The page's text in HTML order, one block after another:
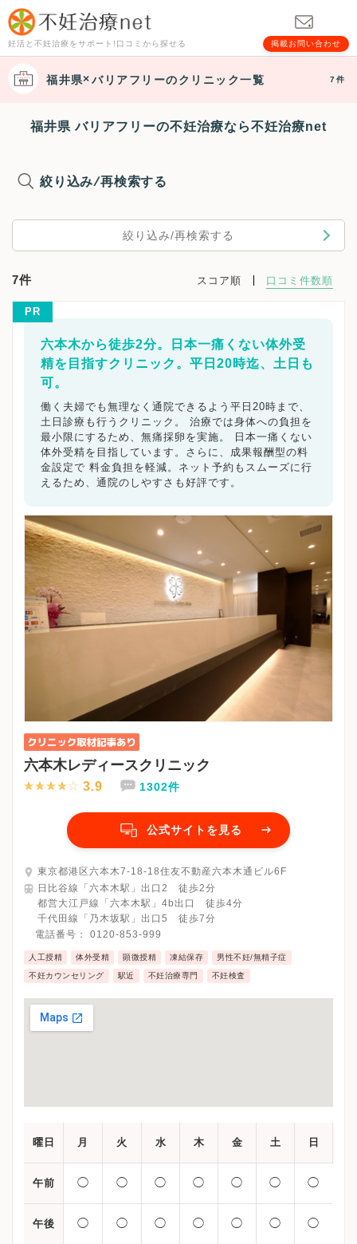
妊活と不妊治療をサポート!口コミから探せる 掲載お問い合わせ
福井県 バリアフリーのクリニック一覧 7件
福井県 バリアフリーの不妊治療なら不妊治療net
絞り込み/再検索する
絞り込み/再検索する
7件 スコア順 口コミ件数順
PR
六本木から徒歩2分。日本一痛くない体外受
精を目指すクリニック。平日20時迄、土日も
可。
働く夫婦でも無理なく通院できるよう平日20時まで、
土日診療も行うクリニック。 治療では身体への負担を
最小限にするため、無痛採卵を実施。 日本一痛くない
体外受精を目指しています。さらに、成果報酬型の料
金設定で 料金負担を軽減。ネット予約もスムーズに行
えるため、通院のしやすさも好評です。
六本木レディースクリニック
3.9 1302件
公式サイトを見る
東京都港区六本木7-18-18住友不動産六本木通ビル6F
日比谷線「六本木駅」出口2 徒歩2分
都営大江戸線「六本木駅」4b出口 徒歩4分
千代田線「乃木坂駅」出口5 徒歩7分
電話番号： 0120-853-999
人工授精 体外受精 顕微授精 凍結保存 男性不妊/無精子症
不妊カウンセリング 駅近 不妊治療専門 不妊検査
曜日 月 火 水 木 金 土 日
午前 ◯ ◯ ◯ ◯ ◯ ◯ ◯
午後 ◯ ◯ ◯ ◯ ◯ ◯ ◯